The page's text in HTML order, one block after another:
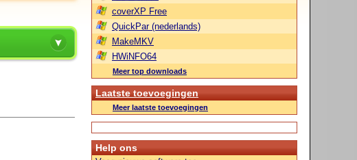
coverXP Free
QuickPar (nederlands)
MakeMKV
HWiNFO64
Meer top downloads
Laatste toevoegingen
Meer laatste toevoegingen
Help ons